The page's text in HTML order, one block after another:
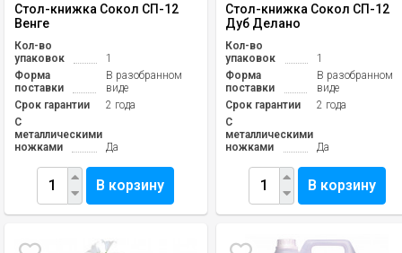
Стол-книжка Сокол СП-12
Венге
Кол-во
упаковок
1
Форма
поставки
В разобранном
виде
Срок гарантии
2 года
С
металлическими
ножками
Да
В корзину
Стол-книжка Сокол СП-12
Дуб Делано
Кол-во
упаковок
1
Форма
поставки
В разобранном
виде
Срок гарантии
2 года
С
металлическими
ножками
Да
В корзину